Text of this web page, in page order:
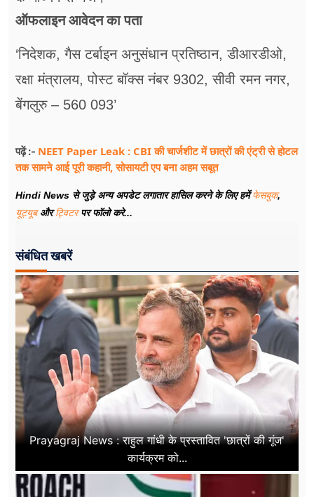
ऑफलाइन आवेदन का पता
‘निदेशक, गैस टर्बाइन अनुसंधान प्रतिष्ठान, डीआरडीओ,
रक्षा मंत्रालय, पोस्ट बॉक्स नंबर 9302, सीवी रमन नगर,
बेंगलुरु – 560 093’
पढ़ें :- NEET Paper Leak : CBI की चार्जशीट में छात्रों की एंट्री से होटल
तक सामने आई पूरी कहानी, सोसायटी एप बना अहम सबूत
Hindi News से जुड़े अन्य अपडेट लगातार हासिल करने के लिए हमेंफेसबुक,
यूट्यूबऔरट्विटरपर फॉलो करे...
संबंधित खबरें
Prayagraj News : राहुल गांधी के प्रस्तावित 'छात्रों की गूंज'
कार्यक्रम को...